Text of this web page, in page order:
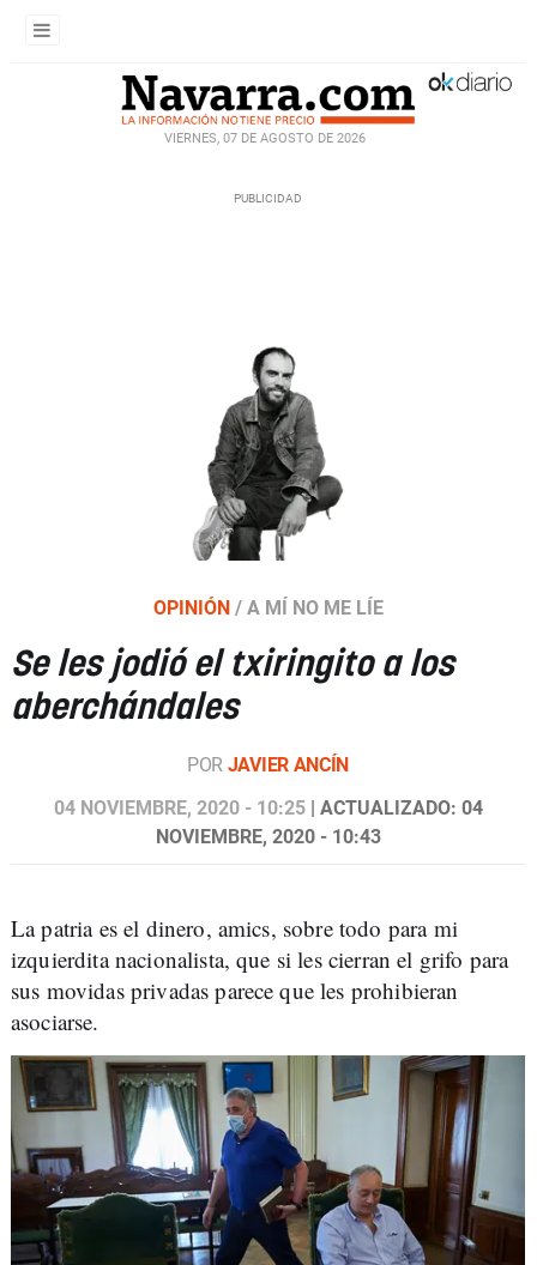
VIERNES, 07 DE AGOSTO DE 2026
OPINIÓN / A MÍ NO ME LÍE
Se les jodió el txiringito a los
aberchándales
POR JAVIER ANCÍN
04 NOVIEMBRE, 2020 - 10:25| ACTUALIZADO: 04
NOVIEMBRE, 2020 - 10:43
La patria es el dinero, amics, sobre todo para mi
izquierdita nacionalista, que si les cierran el grifo para
sus movidas privadas parece que les prohibieran
asociarse.